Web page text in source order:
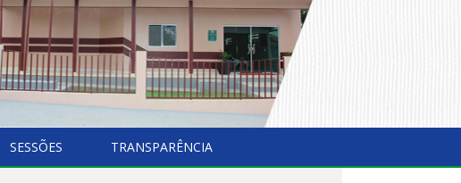
SESSÕES TRANSPARÊNCIA